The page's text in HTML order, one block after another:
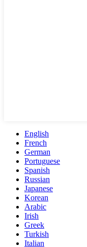
English
French
German
Portuguese
Spanish
Russian
Japanese
Korean
Arabic
Irish
Greek
Turkish
Italian